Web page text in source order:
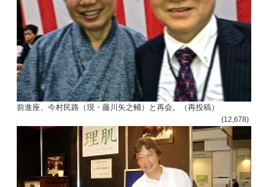
前進座、今村民路（現・藤川矢之輔）と再会。（再投稿）
(12,678)